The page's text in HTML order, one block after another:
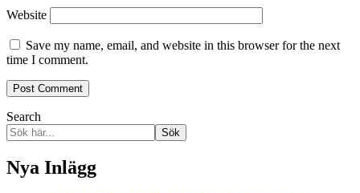
Website
Save my name, email, and website in this browser for the next
time I comment.
Search
Sök
Nya Inlägg